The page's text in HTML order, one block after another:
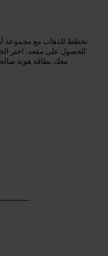
تخطط للذهاب مع مجموعة
للحصول على مقعد، اختر
معك بطاقة هوية